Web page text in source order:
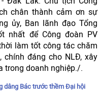
chân thành cảm ơn sự
ủy, Ban lãnh đạo Tổng
nhất để Công đoàn PV
làm tốt công tác chăm
chính đáng cho NLĐ, xây
trong doanh nghiệp./.
dâng Bác trước thềm Đại hội